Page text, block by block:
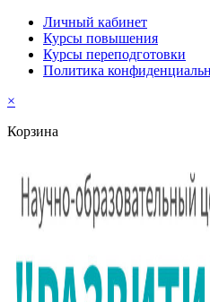
Личный кабинет
Курсы повышения
Курсы переподготовки
Политика
×
Корзина